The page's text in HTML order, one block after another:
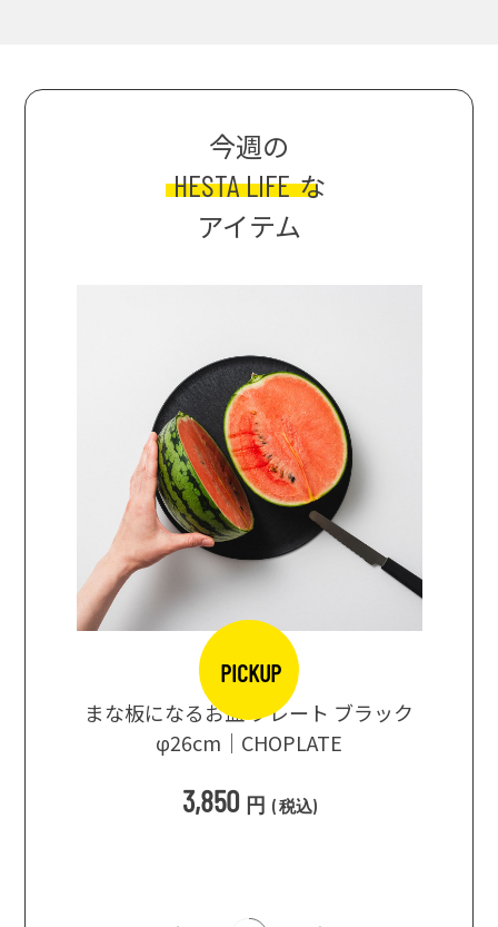
今週の
HESTA LIFE な
アイテム
PICKUP
まるで箱根旅行気分♪ 強羅の地ビール
3種飲み比べセット ｜HESTA 箱根セレ